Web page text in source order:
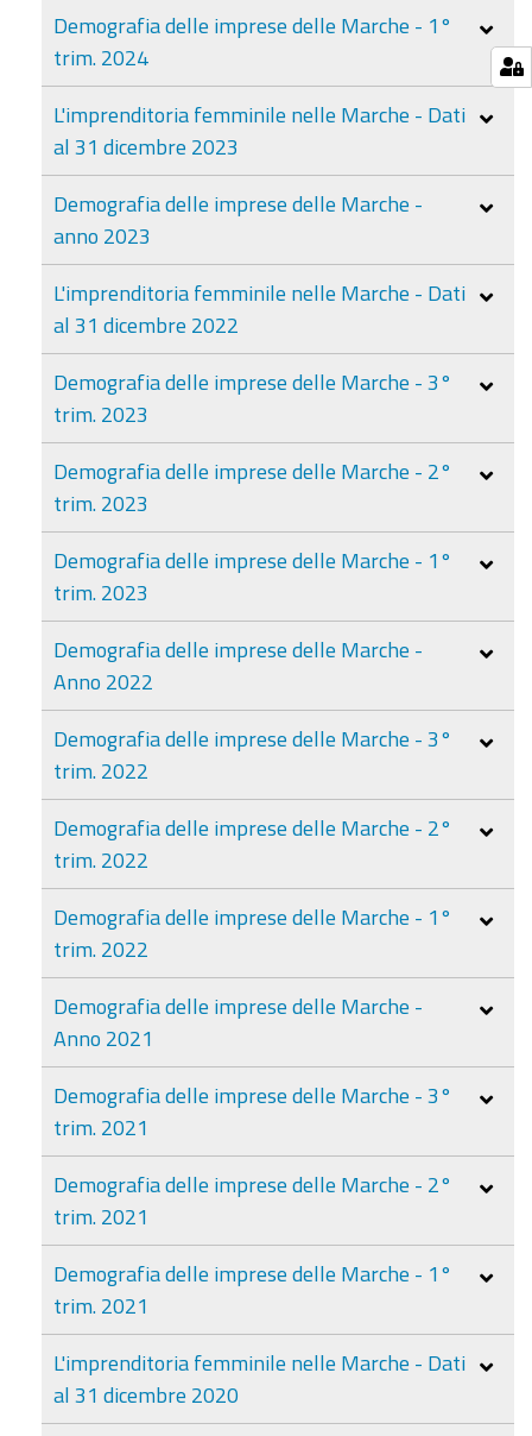
Demografia delle imprese delle Marche - 1°
trim. 2024
L'imprenditoria femminile nelle Marche - Dati
al 31 dicembre 2023
Demografia delle imprese delle Marche -
anno 2023
L'imprenditoria femminile nelle Marche - Dati
al 31 dicembre 2022
Demografia delle imprese delle Marche - 3°
trim. 2023
Demografia delle imprese delle Marche - 2°
trim. 2023
Demografia delle imprese delle Marche - 1°
trim. 2023
Demografia delle imprese delle Marche -
Anno 2022
Demografia delle imprese delle Marche - 3°
trim. 2022
Demografia delle imprese delle Marche - 2°
trim. 2022
Demografia delle imprese delle Marche - 1°
trim. 2022
Demografia delle imprese delle Marche -
Anno 2021
Demografia delle imprese delle Marche - 3°
trim. 2021
Demografia delle imprese delle Marche - 2°
trim. 2021
Demografia delle imprese delle Marche - 1°
trim. 2021
L'imprenditoria femminile nelle Marche - Dati
al 31 dicembre 2020